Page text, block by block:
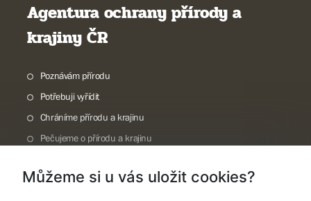
Agentura ochrany přírody a
krajiny ČR
Poznávám přírodu
Potřebuji vyřídit
Chráníme přírodu a krajinu
Pečujeme o přírodu a krajinu
O nás
Můžeme si u vás uložit cookies?